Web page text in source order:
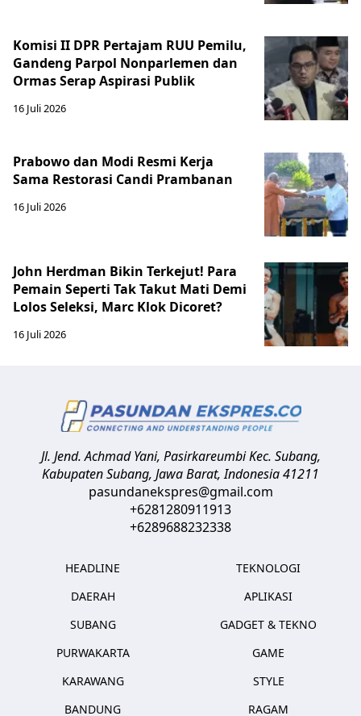
Komisi II DPR Pertajam RUU Pemilu,
Gandeng Parpol Nonparlemen dan
Ormas Serap Aspirasi Publik
16 Juli 2026
Prabowo dan Modi Resmi Kerja
Sama Restorasi Candi Prambanan
16 Juli 2026
John Herdman Bikin Terkejut! Para
Pemain Seperti Tak Takut Mati Demi
Lolos Seleksi, Marc Klok Dicoret?
16 Juli 2026
Jl. Jend. Achmad Yani, Pasirkareumbi Kec. Subang,
Kabupaten Subang, Jawa Barat,Indonesia41211
pasundanekspres@gmail.com
+6281280911913
+6289688232338
HEADLINE
DAERAH
SUBANG
PURWAKARTA
KARAWANG
BANDUNG
TEKNOLOGI
APLIKASI
GADGET & TEKNO
GAME
STYLE
RAGAM